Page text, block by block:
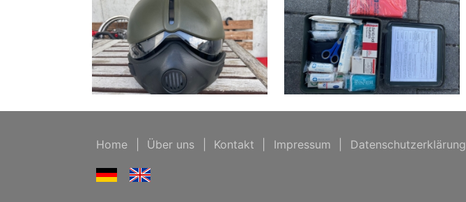
Home Über uns Kontakt Impressum Datenschutzerklärung